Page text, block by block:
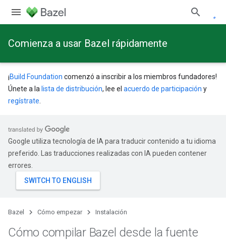
Comienza a usar Bazel rápidamente
¡Build Foundation comenzó a inscribir a los miembros fundadores!
Únete a la lista de distribución, lee el acuerdo de participación y
regístrate
Google utiliza tecnología de IA para traducir contenido a tu idioma
preferido. Las traducciones realizadas con IA pueden contener
errores.
Bazel Cómo empezar Instalación
Cómo compilar Bazel desde la fuente